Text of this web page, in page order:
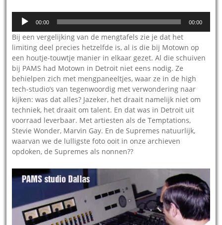
Audiospeler
00:00 00:00
Bij een vergelijking van de mengtafels zie je dat het
limiting deel precies hetzelfde is, al is die bij Motown op
een houtje-touwtje manier in elkaar gezet. Al die schuiven
bij PAMS had Motown in Detroit niet eens nodig. Ze
behielpen zich met mengpaneeltjes, waar ze in de high
tech-studio’s van tegenwoordig met verwondering naar
kijken: was dat alles? Jazeker, het draait namelijk niet om
techniek, het draait om talent. En dat was in Detroit uit
voorraad leverbaar. Met artiesten als de Temptations,
Stevie Wonder, Marvin Gay. En de Supremes natuurlijk,
waarvan we de lulligste foto ooit in onze archieven
opdoken, de Supremes als nonnen??